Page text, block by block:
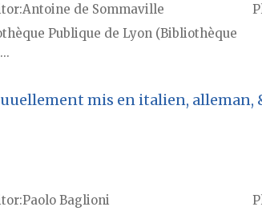
Antoine de Sommaville
Publique de Lyon (Bibliothèque
mis en italien, alleman,
Paolo Baglioni